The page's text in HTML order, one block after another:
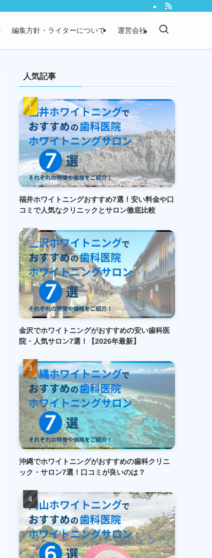
編集方針・ライターについて 運営会社
人気記事
福井ホワイトニングおすすめ7選！安い料金や口
コミで人気なクリニックとサロン徹底比較
金沢でホワイトニングがおすすめの安い歯科医
院・人気サロン7選！【2026年最新】
沖縄でホワイトニングがおすすめの歯科クリニ
ック・サロン7選！口コミが良いのは？